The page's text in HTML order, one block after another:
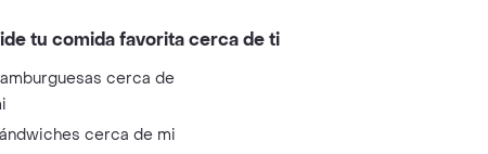
tu comida favorita cerca de ti
cerca de
cerca de mi